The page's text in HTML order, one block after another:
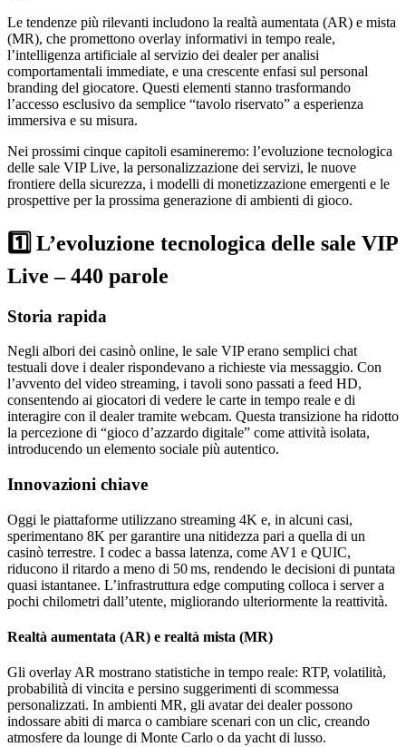
Le tendenze più rilevanti includono la realtà aumentata (AR) e mista
(MR), che promettono overlay informativi in tempo reale,
l’intelligenza artificiale al servizio dei dealer per analisi
comportamentali immediate, e una crescente enfasi sul personal
branding del giocatore. Questi elementi stanno trasformando
l’accesso esclusivo da semplice “tavolo riservato” a esperienza
immersiva e su misura.
Nei prossimi cinque capitoli esamineremo: l’evoluzione tecnologica
delle sale VIP Live, la personalizzazione dei servizi, le nuove
frontiere della sicurezza, i modelli di monetizzazione emergenti e le
prospettive per la prossima generazione di ambienti di gioco.
1️⃣ L’evoluzione tecnologica delle sale VIP
Live – 440 parole
Storia rapida
Negli albori dei casinò online, le sale VIP erano semplici chat
testuali dove i dealer rispondevano a richieste via messaggio. Con
l’avvento del video streaming, i tavoli sono passati a feed HD,
consentendo ai giocatori di vedere le carte in tempo reale e di
interagire con il dealer tramite webcam. Questa transizione ha ridotto
la percezione di “gioco d’azzardo digitale” come attività isolata,
introducendo un elemento sociale più autentico.
Innovazioni chiave
Oggi le piattaforme utilizzano streaming 4K e, in alcuni casi,
sperimentano 8K per garantire una nitidezza pari a quella di un
casinò terrestre. I codec a bassa latenza, come AV1 e QUIC,
riducono il ritardo a meno di 50 ms, rendendo le decisioni di puntata
quasi istantanee. L’infrastruttura edge computing colloca i server a
pochi chilometri dall’utente, migliorando ulteriormente la reattività.
Realtà aumentata (AR) e realtà mista (MR)
Gli overlay AR mostrano statistiche in tempo reale: RTP, volatilità,
probabilità di vincita e persino suggerimenti di scommessa
personalizzati. In ambienti MR, gli avatar dei dealer possono
indossare abiti di marca o cambiare scenari con un clic, creando
atmosfere da lounge di Monte Carlo o da yacht di lusso.